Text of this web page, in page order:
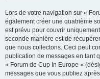
Lors de votre navigation sur «
également créer une quatrième
est prévu pour couvrir
seconde manière est de
que nous collectons. Ceci peut
publication de messages en tant
« Forum de Cup In Europe »
messages que vous publiez